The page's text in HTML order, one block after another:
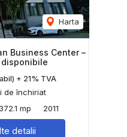
Harta
Business Center –
+ 21% TVA
de închiriat
372.1 mp 2011
detalii